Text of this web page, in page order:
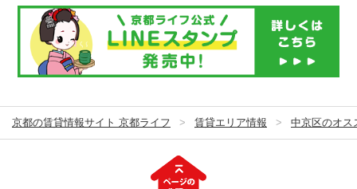
京都の賃貸情報サイト 京都ライフ 賃貸エリア情報 中京区のオス